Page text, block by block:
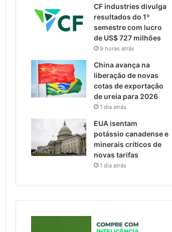
CF industries divulga
resultados do 1º
semestre com lucro
de US$ 727 milhões
9 horas atrás
China avança na
liberação de novas
cotas de exportação
de ureia para 2026
1 dia atrás
EUA isentam
potássio canadense e
minerais críticos de
novas tarifas
1 dia atrás